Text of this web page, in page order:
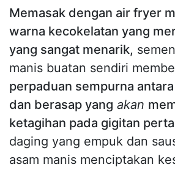
Memasak dengan air fryer
warna kecokelatan yang
yang sangat menarik,
manis buatan sendiri
perpaduan sempurna
dan berasap yang akan
ketagihan pada gigitan
daging yang empuk dan
asam manis menciptakan